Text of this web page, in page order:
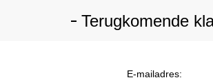
Terugkomende
E-mailadres: